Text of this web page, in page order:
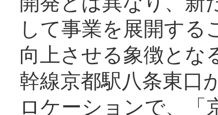
して事業を展開する
向上させる象徴とな
幹線京都駅八条東口
ロケーションで、「